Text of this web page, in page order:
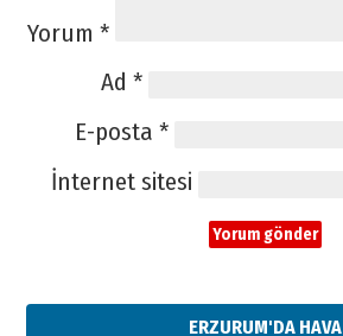
Yorum *
Ad *
E-posta *
İnternet sitesi
ERZURUM'DA HAVA